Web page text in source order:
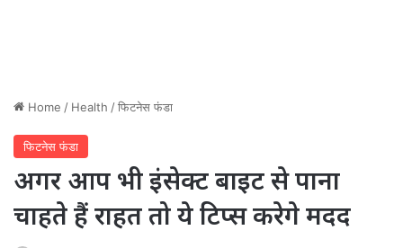
Home / Health /फिटनेस फंडा
फिटनेस फंडा
अगर आप भी इंसेक्ट बाइट से पाना
चाहते हैं राहत तो ये टिप्स करेगे मदद